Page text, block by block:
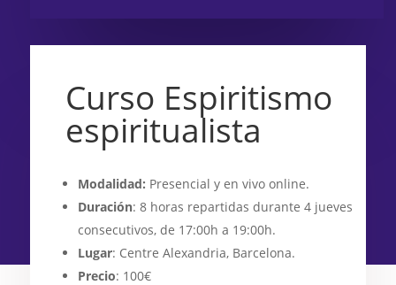
Curso Espiritismo
espiritualista
Modalidad: Presencial y en vivo online.
Duración: 8 horas repartidas durante 4 jueves
consecutivos, de 17:00h a 19:00h.
Lugar: Centre Alexandria, Barcelona.
Precio: 100€